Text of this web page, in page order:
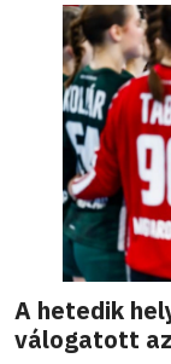
A hetedik
válogatott